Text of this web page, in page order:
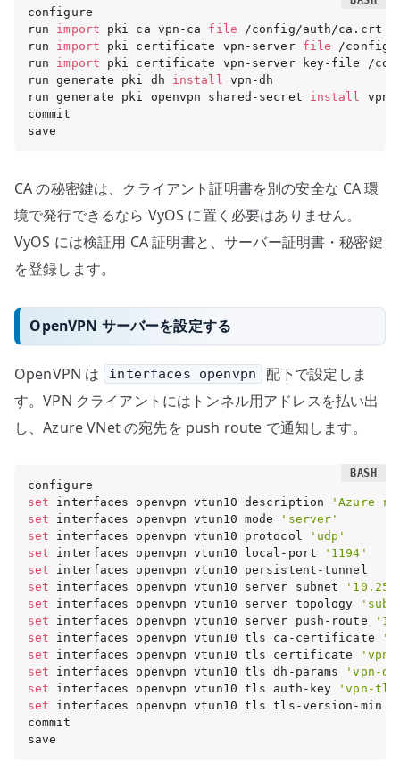
configure
run import pki ca vpn-ca file /config/auth/ca.crt
run import pki certificate vpn-server file /config/
run import pki certificate vpn-server key-file /
run generate pki dh install
vpn-dh
run generate pki openvpn shared-secret install
commit
save
CA の秘密鍵は、クライアント証明書を別の安全な CA 環
境で発行できるなら VyOS に置く必要はありません。
VyOS には検証用 CA 証明書と、サーバー証明書・秘密鍵
を登録します。
OpenVPN サーバーを設定する
OpenVPN は interfaces openvpn
配下で設定しま
す。VPN クライアントにはトンネル用アドレスを払い出
し、Azure VNet の宛先を push route で通知します。
set interfaces openvpn vtun10 description
'Azure
set interfaces openvpn vtun10 mode
'server'
set interfaces openvpn vtun10 protocol
'udp'
set interfaces openvpn vtun10 local-port
'1194'
set
set interfaces openvpn vtun10 server subnet
set interfaces openvpn vtun10 server topology
set interfaces openvpn vtun10 server push-route
set interfaces openvpn vtun10 tls ca-certificate
set interfaces openvpn vtun10 tls certificate
set interfaces openvpn vtun10 tls dh-params
'vpn-
set interfaces openvpn vtun10 tls auth-key
'vpn-
set interfaces openvpn vtun10 tls tls-version-min
commit
save